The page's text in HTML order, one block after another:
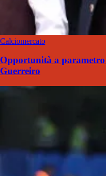
Calciomercato
Opportunità a
Guerreiro